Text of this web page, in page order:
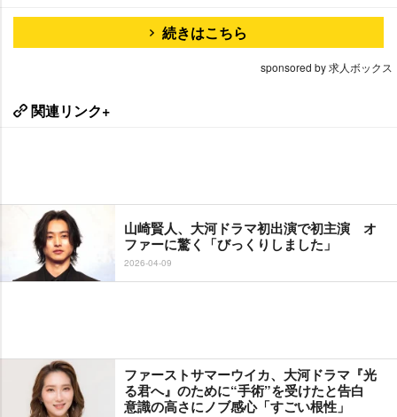
続きはこちら
sponsored by 求人ボックス
関連リンク+
山崎賢人、大河ドラマ初出演で初主演 オ
ファーに驚く「びっくりしました」
2026-04-09
ファーストサマーウイカ、大河ドラマ『光
る君へ』のために“手術”を受けたと告白
意識の高さにノブ感心「すごい根性」